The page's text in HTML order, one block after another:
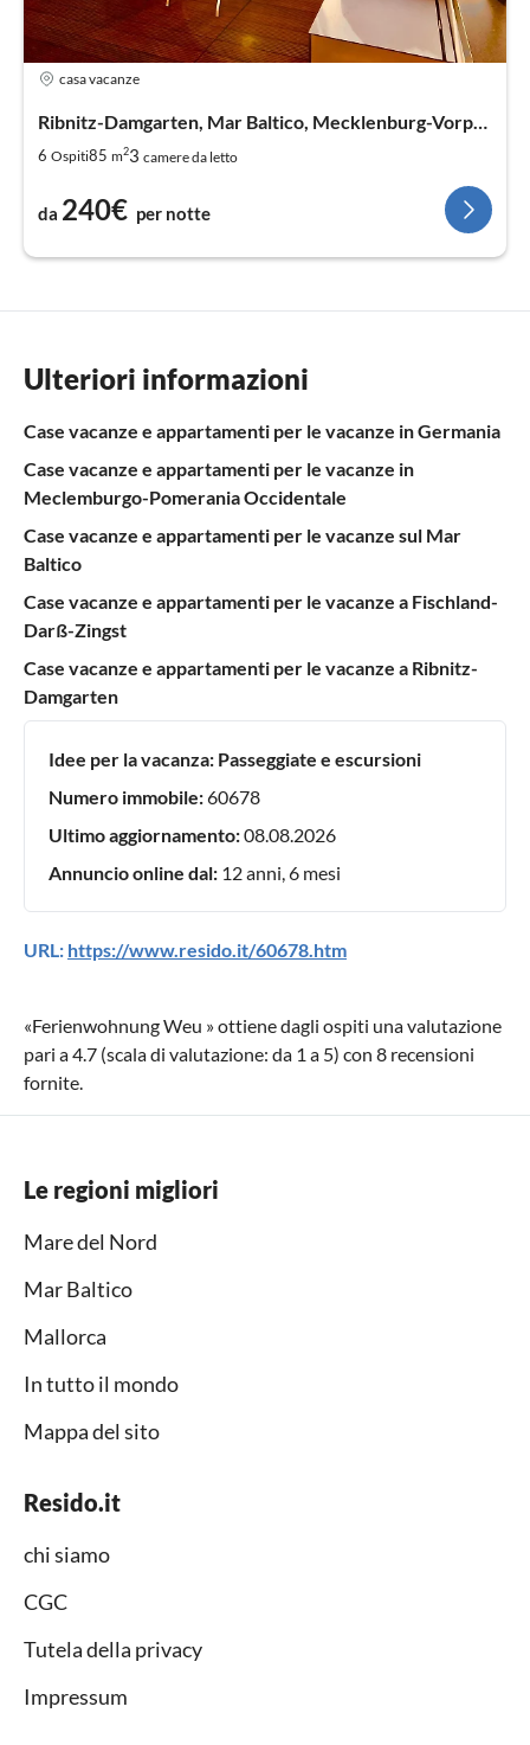
casa vacanze
Ribnitz-Damgarten, Mar Baltico, Mecklenburg-Vorpommern
6 Ospiti85 m23 camere da letto
da 240€ per notte
Ulteriori informazioni
Case vacanze e appartamenti per le vacanze in Germania
Case vacanze e appartamenti per le vacanze in
Meclemburgo-Pomerania Occidentale
Case vacanze e appartamenti per le vacanze sul Mar
Baltico
Case vacanze e appartamenti per le vacanze a Fischland-
Darß-Zingst
Case vacanze e appartamenti per le vacanze a Ribnitz-
Damgarten
Idee per la vacanza: Passeggiate e escursioni
Numero immobile:60678
Ultimo aggiornamento:08.08.2026
Annuncio online dal: 12 anni, 6 mesi
URL: https://www.resido.it/60678.htm
«Ferienwohnung Weu » ottiene dagli ospiti una valutazione
pari a4.7 (scala di valutazione: da 1 a 5) con 8 recensioni
fornite.
Le regioni migliori
Mare del Nord
Mar Baltico
Mallorca
In tutto il mondo
Mappa del sito
Resido.it
chi siamo
CGC
Tutela della privacy
Impressum